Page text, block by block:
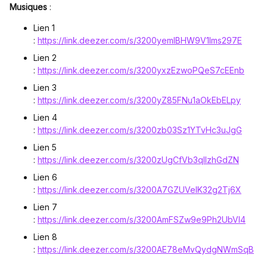
Musiques :
Lien 1
: https://link.deezer.com/s/3200yemlBHW9V1lms297E
Lien 2
: https://link.deezer.com/s/3200yxzEzwoPQeS7cEEnb
Lien 3
: https://link.deezer.com/s/3200yZ85FNu1aOkEbELpy
Lien 4
: https://link.deezer.com/s/3200zb03Sz1YTvHc3uJgG
Lien 5
: https://link.deezer.com/s/3200zUgCfVb3qIIzhGdZN
Lien 6
: https://link.deezer.com/s/3200A7GZUVelK32g2Tj6X
Lien 7
: https://link.deezer.com/s/3200AmFSZw9e9Ph2UbVI4
Lien 8
: https://link.deezer.com/s/3200AE78eMvQydgNWmSqB